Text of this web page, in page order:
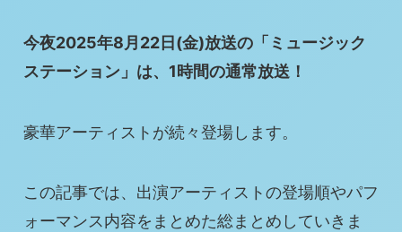
今夜2025年8月22日(金)放送の「ミュージック
ステーション」は、1時間の通常放送！
豪華アーティストが続々登場します。
この記事では、出演アーティストの登場順やパフ
ォーマンス内容をまとめた総まとめしていきま